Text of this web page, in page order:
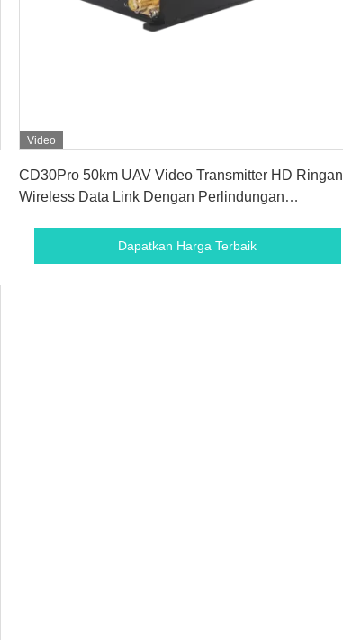
Video
CD30Pro 50km UAV Video Transmitter HD Ringan
Wireless Data Link Dengan Perlindungan
Dapatkan Harga Terbaik